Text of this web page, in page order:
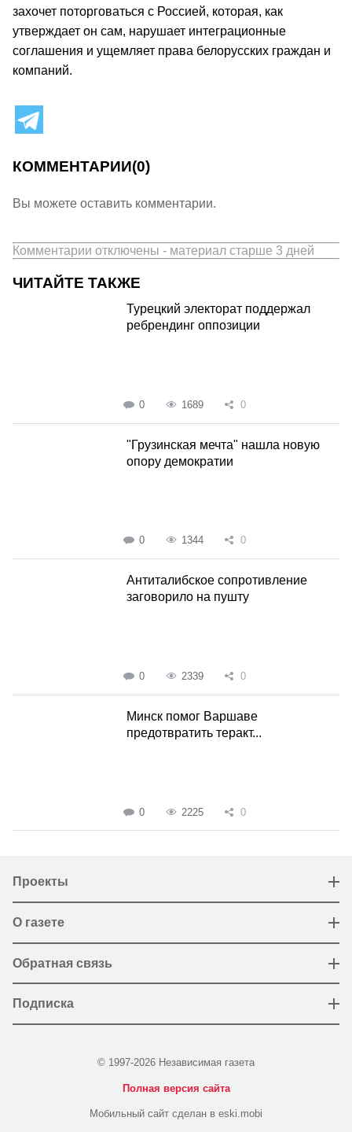
захочет поторговаться с Россией, которая, как
утверждает он сам, нарушает интеграционные
соглашения и ущемляет права белорусских граждан и
компаний.
КОММЕНТАРИИ(0)
Вы можете оставить комментарии.
Комментарии отключены - материал старше 3 дней
ЧИТАЙТЕ ТАКЖЕ
Турецкий электорат поддержал
ребрендинг оппозиции
0 1689 0
"Грузинская мечта" нашла новую
опору демократии
0 1344 0
Антиталибское сопротивление
заговорило на пушту
0 2339 0
Минск помог Варшаве
предотвратить теракт...
0 2225 0
Проекты
О газете
Обратная связь
Подписка
© 1997-2026 Независимая газета
Полная версия сайта
Мобильный сайт сделан в eski.mobi